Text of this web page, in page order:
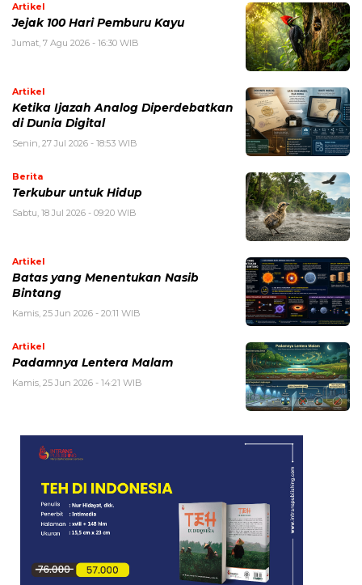
Artikel
Jejak 100 Hari Pemburu Kayu
Jumat, 7 Agu 2026 - 16:30 WIB
Artikel
Ketika Ijazah Analog Diperdebatkan
di Dunia Digital
Senin, 27 Jul 2026 - 18:53 WIB
Berita
Terkubur untuk Hidup
Sabtu, 18 Jul 2026 - 09:20 WIB
Artikel
Batas yang Menentukan Nasib
Bintang
Kamis, 25 Jun 2026 - 20:11 WIB
Artikel
Padamnya Lentera Malam
Kamis, 25 Jun 2026 - 14:21 WIB